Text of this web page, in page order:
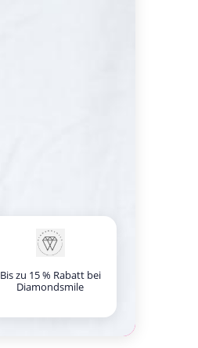
Bis zu 15 % Rabatt bei
Diamondsmile